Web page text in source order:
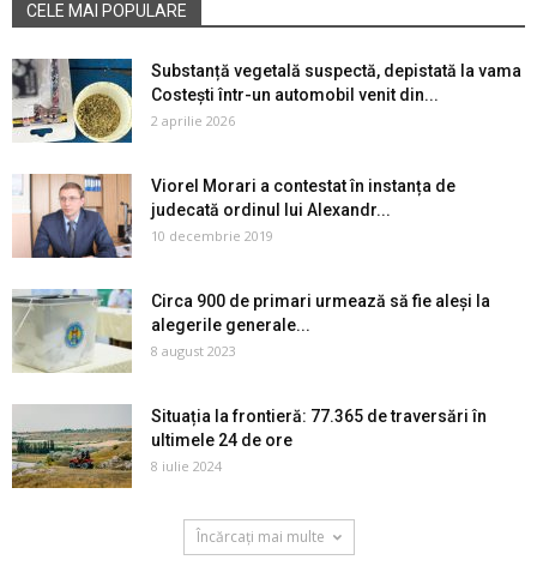
CELE MAI POPULARE
Substanță vegetală suspectă, depistată la vama
Costești într-un automobil venit din...
2 aprilie 2026
Viorel Morari a contestat în instanța de
judecată ordinul lui Alexandr...
10 decembrie 2019
Circa 900 de primari urmează să fie aleși la
alegerile generale...
8 august 2023
Situația la frontieră: 77.365 de traversări în
ultimele 24 de ore
8 iulie 2024
Încărcați mai multe